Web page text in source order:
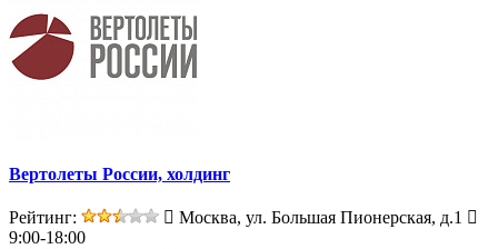
Вертолеты России, холдинг
Рейтинг:
Москва, ул. Большая Пионерская, д.1
9:00-18:00